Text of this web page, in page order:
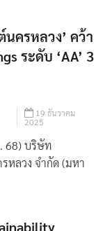
นครหลวง’ คว้า
ระดับ ‘AA’ 3
19 ธันวาคม
2025
68) บริษัท
ลวง จำกัด (มหา